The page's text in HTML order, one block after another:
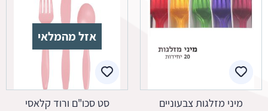
מיני מזלגות צבעוניים
אזל מהמלאי
סט סכו"ם ורוד קלאסי